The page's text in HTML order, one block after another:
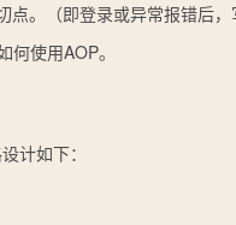
。（即登录或异常报错后，
使用AOP。
计如下：